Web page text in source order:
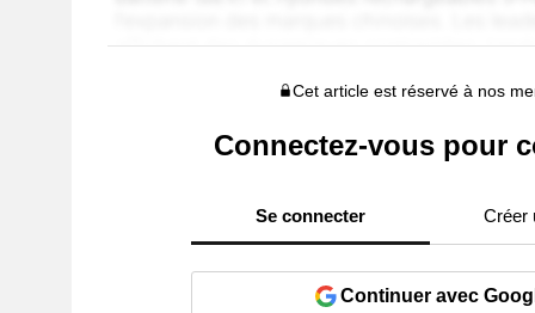
Cet article est réservé à nos
Connectez-vous pour
Se connecter Créer
Continuer avec